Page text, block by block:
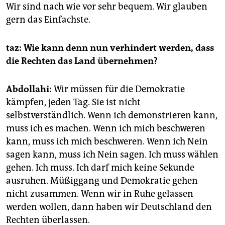
Wir sind nach wie vor sehr bequem. Wir glauben
gern das Einfachste.
taz: Wie kann denn nun verhindert werden, dass
die Rechten das Land übernehmen?
Abdollahi: Wir müssen für die Demokratie
kämpfen, jeden Tag. Sie ist nicht
selbstverständlich. Wenn ich demonstrieren kann,
muss ich es machen. Wenn ich mich beschweren
kann, muss ich mich beschweren. Wenn ich Nein
sagen kann, muss ich Nein sagen. Ich muss wählen
gehen. Ich muss. Ich darf mich keine Sekunde
ausruhen. Müßiggang und Demokratie gehen
nicht zusammen. Wenn wir in Ruhe gelassen
werden wollen, dann haben wir Deutschland den
Rechten überlassen.